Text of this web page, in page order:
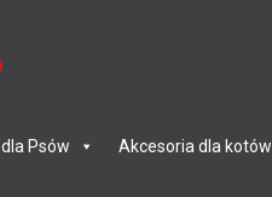
Psów Akcesoria dla kotów